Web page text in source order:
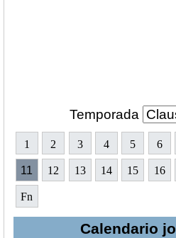
Temporada
1 2 3 4 5 6
11 12 13 14 15 16
Fn
Calendario